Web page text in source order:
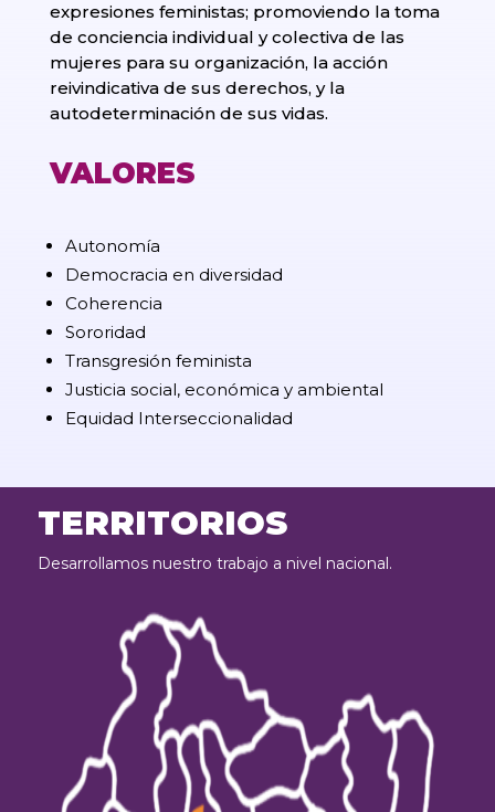
expresiones feministas; promoviendo la toma
de conciencia individual y colectiva de las
mujeres para su organización, la acción
reivindicativa de sus derechos, y la
autodeterminación de sus vidas.
VALORES
Autonomía
Democracia en diversidad
Coherencia
Sororidad
Transgresión feminista
Justicia social, económica y ambiental
Equidad Interseccionalidad
TERRITORIOS
Desarrollamos nuestro trabajo a nivel nacional.